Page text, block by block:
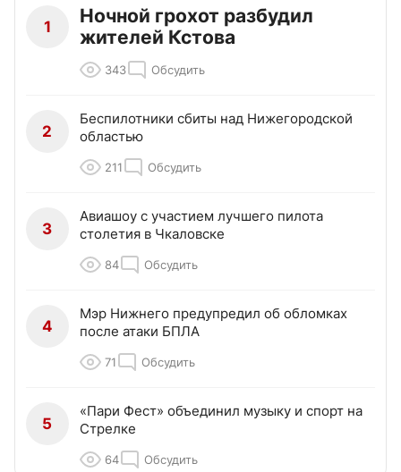
1
Ночной грохот разбудил
жителей Кстова
343 Обсудить
2
Беспилотники сбиты над Нижегородской
областью
211 Обсудить
3
Авиашоу с участием лучшего пилота
столетия в Чкаловске
84 Обсудить
4
Мэр Нижнего предупредил об обломках
после атаки БПЛА
71 Обсудить
5
«Пари Фест» объединил музыку и спорт на
Стрелке
64 Обсудить